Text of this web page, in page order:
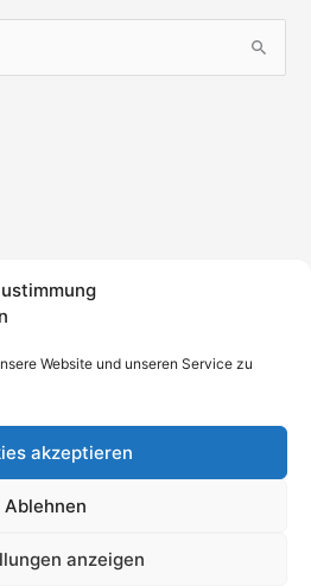
Website und unseren Service zu
akzeptieren
Ablehnen
anzeigen
AGB
Kontakt
Richtlinie (EU)